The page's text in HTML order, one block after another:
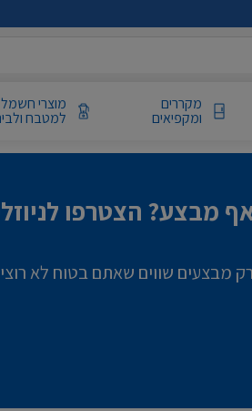
מקררים
ומקפיאים
מוצרי חשמל
למטבח
מבצע? הצטרפו
מבצעים שווים שאתם בטוח לא